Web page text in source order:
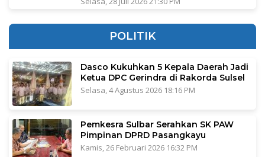
POLITIK
Dasco Kukuhkan 5 Kepala Daerah Jadi
Ketua DPC Gerindra di Rakorda Sulsel
Selasa, 4 Agustus 2026 18:16 PM
Pemkesra Sulbar Serahkan SK PAW
Pimpinan DPRD Pasangkayu
Kamis, 26 Februari 2026 16:32 PM